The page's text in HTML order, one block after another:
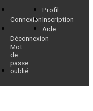
Connexion
Déconnexion
Mot
de
passe
oublié
Profil
Inscription
Aide